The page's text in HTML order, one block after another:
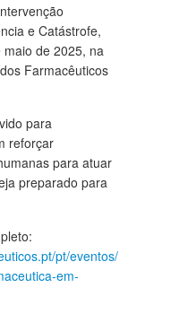
e Catástrofe,
de 2025, na
Farmacêuticos
para
reforçar
para atuar
preparado para
pt/eventos/
em-